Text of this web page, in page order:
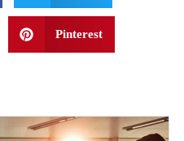
Pinterest